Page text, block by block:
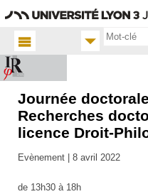
Accueil
Actualités
les actus
Journée
Recherches
licence Droit-
Evènement | 8 avril 2022
de 13h30 à 18h